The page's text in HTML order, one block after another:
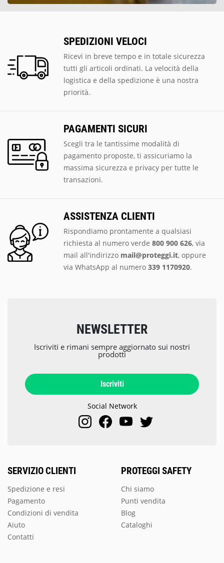
SPEDIZIONI VELOCI
Ricevi in breve tempo e in totale sicurezza
tutti gli articoli ordinati. La velocità della
logistica e della spedizione è una nostra
priorità.
PAGAMENTI SICURI
Scegli tra le tantissime modalità di
pagamento proposte, ti assicuriamo la
massima sicurezza e privacy per tutte le
transazioni.
ASSISTENZA CLIENTI
Rispondiamo prontamente a qualsiasi
richiesta al numero verde 800 900 626, via
mail all'indirizzo mail@proteggi.it, oppure
via WhatsApp al numero 339 1170920.
SERVIZIO CLIENTI
Spedizione e resi
Pagamento
Condizioni di vendita
Aiuto
Contatti
PROTEGGI SAFETY
Chi siamo
Punti vendita
Blog
Cataloghi
NEWSLETTER
Iscriviti e rimani sempre aggiornato sui nostri
prodotti
Iscriviti
Social Network